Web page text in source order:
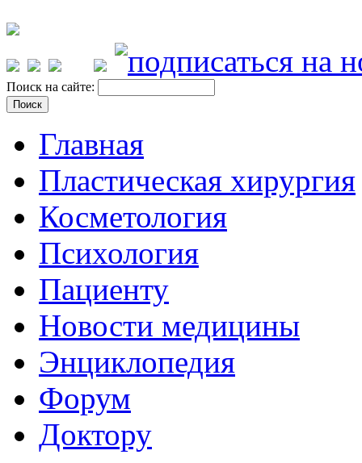
Поиск на сайте:
Главная
Пластическая хирургия
Косметология
Психология
Пациенту
Новости медицины
Энциклопедия
Форум
Доктору